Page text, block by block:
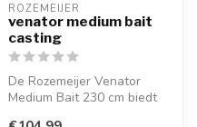
ROZEMEIJER
venator medium bait
casting
De Rozemeijer Venator
Medium Bait 230 cm biedt